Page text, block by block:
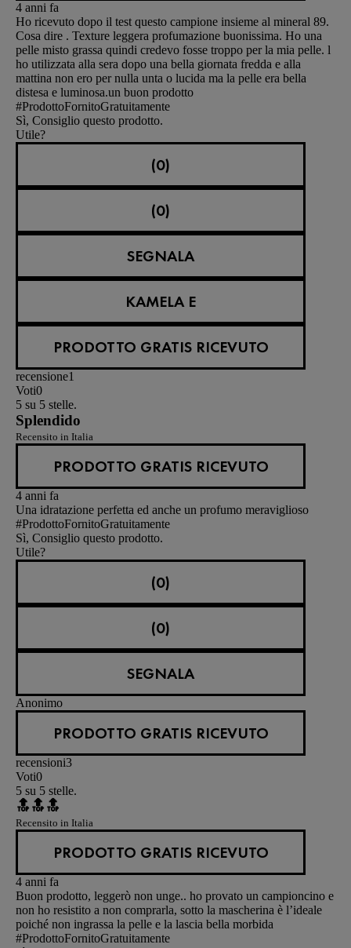
4 anni fa
Ho ricevuto dopo il test questo campione insieme al mineral 89.
Cosa dire . Texture leggera profumazione buonissima. Ho una
pelle misto grassa quindi credevo fosse troppo per la mia pelle. l
ho utilizzata alla sera dopo una bella giornata fredda e alla
mattina non ero per nulla unta o lucida ma la pelle era bella
distesa e luminosa.un buon prodotto
#ProdottoFornitoGratuitamente
Sì, Consiglio questo prodotto.
Utile?
(0)
(0)
SEGNALA
KAMELA E
PRODOTTO GRATIS RICEVUTO
recensione1
Voti0
5 su 5 stelle.
Splendido
Recensito in Italia
PRODOTTO GRATIS RICEVUTO
4 anni fa
Una idratazione perfetta ed anche un profumo meraviglioso
#ProdottoFornitoGratuitamente
Sì, Consiglio questo prodotto.
Utile?
(0)
(0)
SEGNALA
Anonimo
PRODOTTO GRATIS RICEVUTO
recensioni3
Voti0
5 su 5 stelle.
🔝🔝🔝
Recensito in Italia
PRODOTTO GRATIS RICEVUTO
4 anni fa
Buon prodotto, leggerò non unge.. ho provato un campioncino e
non ho resistito a non comprarla, sotto la mascherina è l’ideale
poiché non ingrassa la pelle e la lascia bella morbida
#ProdottoFornitoGratuitamente